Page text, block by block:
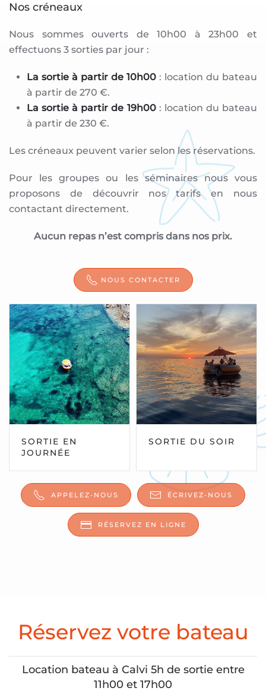
Nos créneaux
Nous sommes ouverts de 10h00 à 23h00 et
effectuons 3 sorties par jour :
La sortie à partir de 10h00 : location du bateau
à partir de 270 €.
La sortie à partir de 19h00: location du bateau
à partir de 230 €.
Les créneaux peuvent varier selon les réservations.
Pour les groupes ou les séminaires nous vous
proposons de découvrir nos tarifs en nous
contactant directement.
Aucun repas n’est compris dans nos prix.
NOUS CONTACTER
SORTIE EN
JOURNÉE
SORTIE DU SOIR
APPELEZ-NOUS ÉCRIVEZ-NOUS
RÉSERVEZ EN LIGNE
Réservez votre bateau
Location bateau à Calvi 5h de sortie entre
11h00 et 17h00